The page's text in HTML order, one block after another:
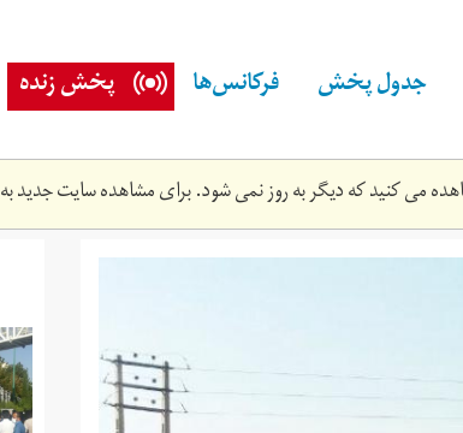
جدول پخش فرکانس‌ها پخش زنده
می کنید که دیگر به روز نمی شود. برای مشاهده سایت جدید به